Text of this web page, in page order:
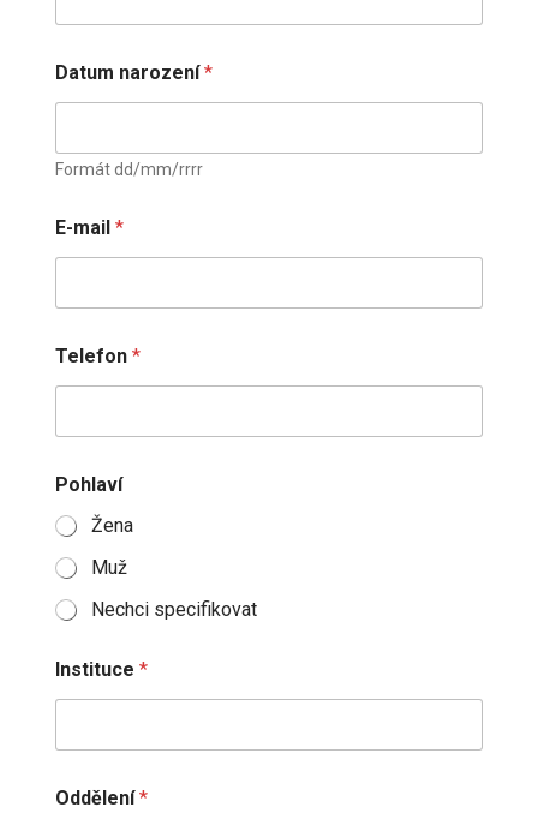
Datum narození*
Formát dd/mm/rrrr
E-mail *
Telefon *
Pohlaví
Žena
Muž
Nechci specifikovat
Instituce *
Oddělení*